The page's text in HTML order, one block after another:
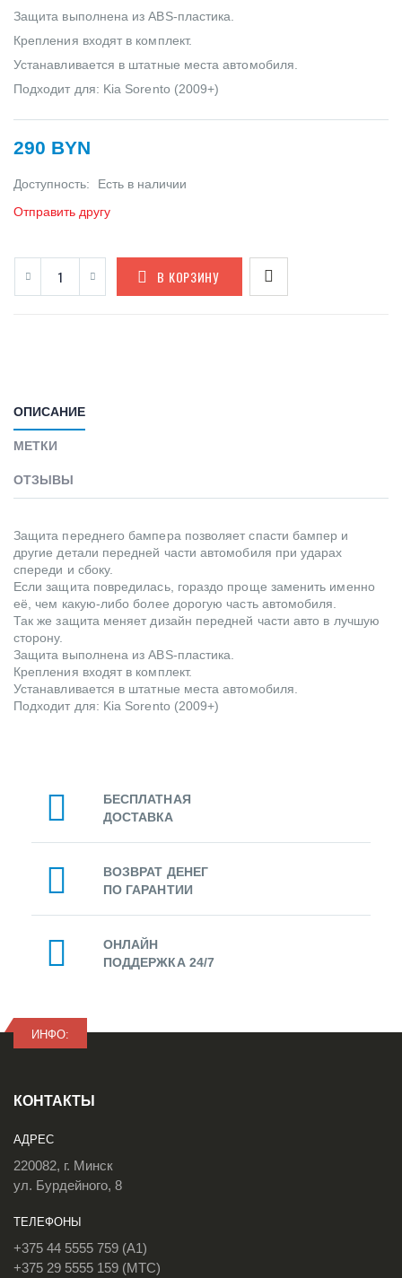
Защита выполнена из ABS-пластика.
Крепления входят в комплект.
Устанавливается в штатные места автомобиля.
Подходит для: Kia Sorento (2009+)
290 BYN
Доступность:
Есть в наличии
Отправить другу
В КОРЗИНУ
ОПИСАНИЕ
МЕТКИ
ОТЗЫВЫ
Защита переднего бампера позволяет спасти бампер и
другие детали передней части автомобиля при ударах
спереди и сбоку.
Если защита повредилась, гораздо проще заменить именно
её, чем какую-либо более дорогую часть автомобиля.
Так же защита меняет дизайн передней части авто в лучшую
сторону.
Защита выполнена из ABS-пластика.
Крепления входят в комплект.
Устанавливается в штатные места автомобиля.
Подходит для: Kia Sorento (2009+)
БЕСПЛАТНАЯ
ДОСТАВКА
ВОЗВРАТ ДЕНЕГ
ПО ГАРАНТИИ
ОНЛАЙН
ПОДДЕРЖКА 24/7
ИНФО:
КОНТАКТЫ
АДРЕС
220082, г. Минск
ул. Бурдейного, 8
ТЕЛЕФОНЫ
+375 44 5555 759 (A1)
+375 29 5555 159 (МТС)